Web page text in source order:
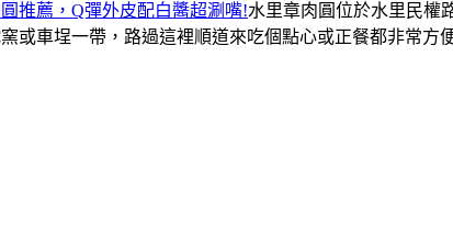
推薦，Q彈外皮配白醬超涮嘴!水里章肉圓位於水里民權
或車埕一帶，路過這裡順道來吃個點心或正餐都非常方